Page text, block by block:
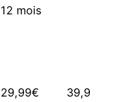
12 mois
29,99€
39,99€